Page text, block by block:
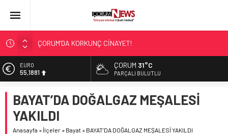
ÇORUM’DA KORKUNÇ CİNAYET!
ASLAN, CUMHURBAŞKANI BAŞDANIŞMANI OLDU
SIR PERDESİ ÇÖZÜLDÜ!
ÇATIDAN DÜŞTÜ!
EURO
55,1881
6.660,55
BİST
13.779,39
ÇORUM 31°C
PARÇALI BULUTLU
BAYAT’DA DOĞALGAZ MEŞALESİ
YAKILDI
Anasayfa » İlçeler » Bayat » BAYAT’DA DOĞALGAZ MEŞALESİ YAKILDI